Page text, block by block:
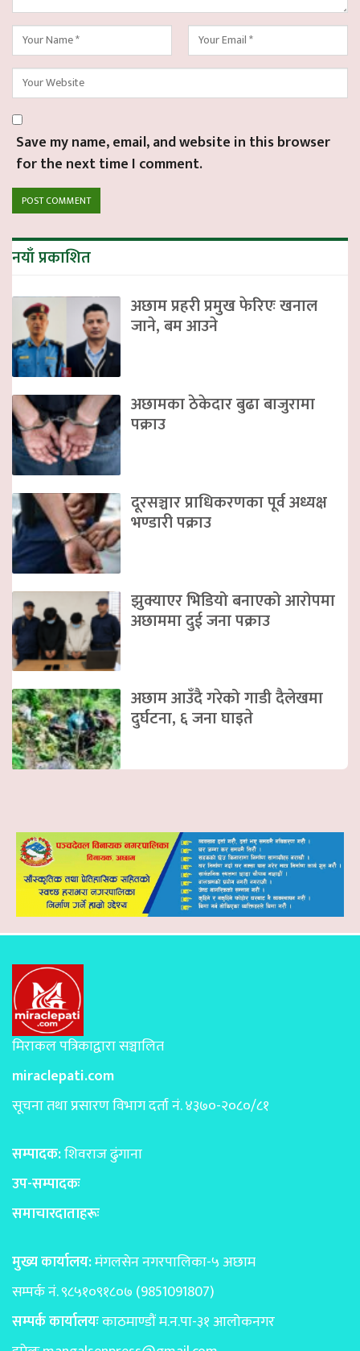
Save my name, email, and website in this browser
for the next time I comment.
नयाँ प्रकाशित
अछाम प्रहरी प्रमुख फेरिएः खनाल
जाने, बम आउने
अछामका ठेकेदार बुढा बाजुरामा
पक्राउ
दूरसञ्चार प्राधिकरणका पूर्व अध्यक्ष
भण्डारी पक्राउ
झुक्याएर भिडियो बनाएको आरोपमा
अछाममा दुई जना पक्राउ
अछाम आउँदै गरेको गाडी दैलेखमा
दुर्घटना, ६ जना घाइते
मिराकल पत्रिकाद्वारा सञ्चालित
miraclepati.com
सूचना तथा प्रसारण विभाग दर्ता नं. ४३७०-२०८०/८१
सम्पादक:शिवराज ढुंगाना
उप-सम्पादकः
समाचारदाताहरूः
मुख्य कार्यालय:मंगलसेन नगरपालिका-५ अछाम
सम्पर्क नं. ९८५१०९१८०७ (9851091807)
सम्पर्क कार्यालयःकाठमाण्डाैं म.न.पा-३१ आलोकनगर